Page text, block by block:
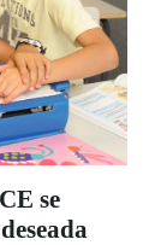
se